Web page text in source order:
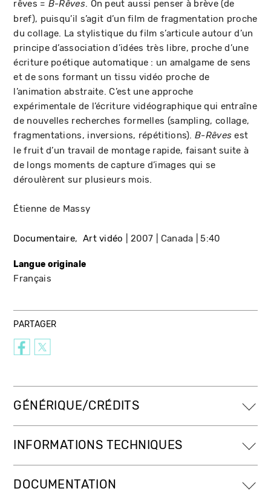
rêves = B-Rêves. On peut aussi penser à brève (de
bref), puisqu’il s’agit d’un film de fragmentation proche
du collage. La stylistique du film s’articule autour d’un
principe d’association d’idées très libre, proche d’une
écriture poétique automatique : un amalgame de sens
et de sons formant un tissu vidéo proche de
l’animation abstraite. C’est une approche
expérimentale de l’écriture vidéographique qui entraîne
de nouvelles recherches formelles (sampling, collage,
fragmentations, inversions, répétitions).B-Rêves est
le fruit d’un travail de montage rapide, faisant suite à
de longs moments de capture d’images qui se
déroulèrent sur plusieurs mois.
Étienne de Massy
Documentaire Art vidéo 2007 Canada 5:40
Langue originale
Français
PARTAGER
GÉNÉRIQUE/CRÉDITS
INFORMATIONS TECHNIQUES
DOCUMENTATION